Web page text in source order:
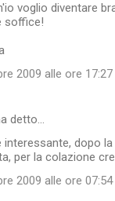
voglio diventare
soffice!
2009 alle ore 17:27
detto…
interessante, dopo
per la colazione
2009 alle ore 07:54